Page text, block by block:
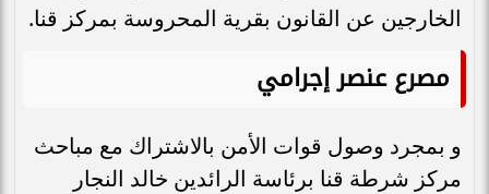
الخارجين عن القانون بقرية المحروسة بمركز قنا.
مصرع عنصر إجرامي
و بمجرد وصول قوات الأمن بالاشتراك مع مباحث
مركز شرطة قنا برئاسة الرائدين خالد النجار